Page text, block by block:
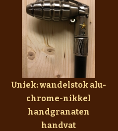
Uniek: wandelstok alu-
chrome-nikkel
handgranaten
handvat